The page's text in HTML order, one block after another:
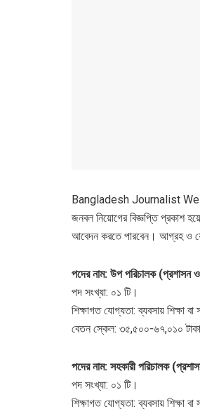
Bangladesh Journalist
জনবল নিয়োগের বিজ্ঞপ্তি প্রকাশ
আবেদন করতে পারবেন। আগ্রহ ও
পদের নাম: উপ পরিচালক (প্রশাসন
পদ সংখ্যা: ০১ টি।
শিক্ষাগত যোগ্যতা: ব্যবসায় শিক্ষা
বেতন স্কেল: ৩৫,৫০০-৬৭,০১০
পদের নাম: সহকারী পরিচালক
পদ সংখ্যা: ০১ টি।
শিক্ষাগত যোগ্যতা: ব্যবসায় শিক্ষা